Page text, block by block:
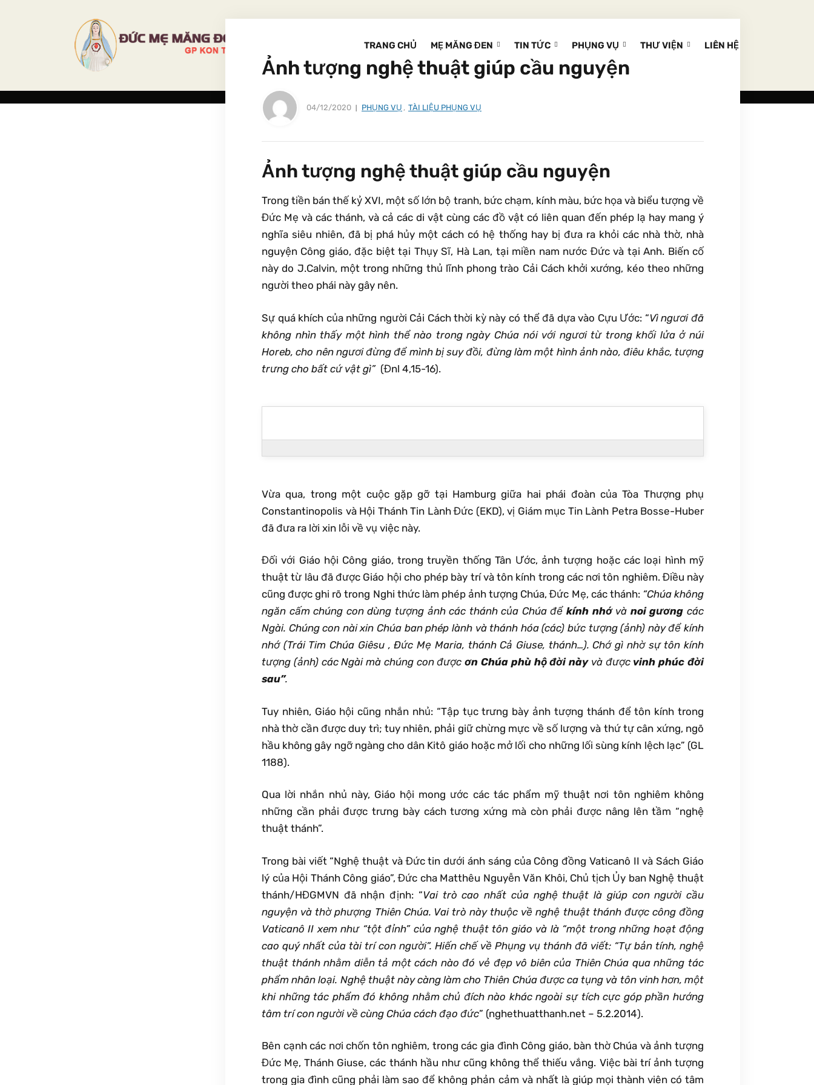
TRANG CHỦ MẸ MĂNG ĐEN TIN TỨC PHỤNG VỤ THƯ VIỆN LIÊN HỆ
Ảnh tượng nghệ thuật giúp cầu nguyện
04/12/2020 PHỤNG VỤ , TÀI LIỆU PHỤNG VỤ
Ảnh tượng nghệ thuật giúp cầu nguyện
Trong tiền bán thế kỷ XVI, một số lớn bộ tranh, bức chạm, kính màu, bức họa và biểu tượng về
Đức Mẹ và các thánh, và cả các di vật cùng các đồ vật có liên quan đến phép lạ hay mang ý
nghĩa siêu nhiên, đã bị phá hủy một cách có hệ thống hay bị đưa ra khỏi các nhà thờ, nhà
nguyện Công giáo, đặc biệt tại Thụy Sĩ, Hà Lan, tại miền nam nước Đức và tại Anh. Biến cố
này do J.Calvin, một trong những thủ lĩnh phong trào Cải Cách khởi xướng, kéo theo những
người theo phái này gây nên.
Sự quá khích của những người Cải Cách thời kỳ này có thể đã dựa vào Cựu Ước: “Vì ngươi đã
không nhìn thấy một hình thể nào trong ngày Chúa nói với ngươi từ trong khối lửa ở núi
Horeb, cho nên ngươi đừng để mình bị suy đồi, đừng làm một hình ảnh nào, điêu khắc, tượng
trưng cho bất cứ vật gì”(Đnl 4,15-16).
Vừa qua, trong một cuộc gặp gỡ tại Hamburg giữa hai phái đoàn của Tòa Thượng phụ
Constantinopolis và Hội Thánh Tin Lành Đức (EKD), vị Giám mục Tin Lành Petra Bosse-Huber
đã đưa ra lời xin lỗi về vụ việc này.
Đối với Giáo hội Công giáo, trong truyền thống Tân Ước, ảnh tượng hoặc các loại hình mỹ
thuật từ lâu đã được Giáo hội cho phép bày trí và tôn kính trong các nơi tôn nghiêm. Điều này
cũng được ghi rõ trong Nghi thức làm phép ảnh tượng Chúa, Đức Mẹ, các thánh:“Chúa không
ngăn cấm chúng con dùng tượng ảnh các thánh của Chúa đểkính nhớvà noi gương các
Ngài. Chúng con nài xin Chúa ban phép lành và thánh hóa (các) bức tượng (ảnh) này để kính
nhớ (Trái Tim Chúa Giêsu , Ðức Mẹ Maria, thánh Cả Giuse, thánh…). Chớ gì nhờ sự tôn kính
tượng (ảnh) các Ngài mà chúng con đượcơn Chúa phù hộ đời nàyvà được vinh phúc đời
sau”.
Tuy nhiên, Giáo hội cũng nhắn nhủ: “Tập tục trưng bày ảnh tượng thánh để tôn kính trong
nhà thờ cần được duy trì; tuy nhiên, phải giữ chừng mực về số lượng và thứ tự cân xứng, ngõ
hầu không gây ngỡ ngàng cho dân Kitô giáo hoặc mở lối cho những lối sùng kính lệch lạc” (GL
1188).
Qua lời nhắn nhủ này, Giáo hội mong ước các tác phẩm mỹ thuật nơi tôn nghiêm không
những cần phải được trưng bày cách tương xứng mà còn phải được nâng lên tầm “nghệ
thuật thánh”.
Trong bài viết “Nghệ thuật và Đức tin dưới ánh sáng của Công đồng Vaticanô II và Sách Giáo
lý của Hội Thánh Công giáo”, Đức cha Matthêu Nguyễn Văn Khôi, Chủ tịch Ủy ban Nghệ thuật
thánh/HĐGMVN đã nhận định: “Vai trò cao nhất của nghệ thuật là giúp con người cầu
nguyện và thờ phượng Thiên Chúa. Vai trò này thuộc về nghệ thuật thánh được công đồng
Vaticanô II xem như “tột đỉnh” của nghệ thuật tôn giáo và là “một trong những hoạt động
cao quý nhất của tài trí con người”. Hiến chế về Phụng vụ thánh đã viết: “Tự bản tính, nghệ
thuật thánh nhằm diễn tả một cách nào đó vẻ đẹp vô biên của Thiên Chúa qua những tác
phẩm nhân loại. Nghệ thuật này càng làm cho Thiên Chúa được ca tụng và tôn vinh hơn, một
khi những tác phẩm đó không nhằm chủ đích nào khác ngoài sự tích cực góp phần hướng
tâm trí con người về cùng Chúa cách đạo đức” (nghethuatthanh.net – 5.2.2014).
Bên cạnh các nơi chốn tôn nghiêm, trong các gia đình Công giáo, bàn thờ Chúa và ảnh tượng
Đức Mẹ, Thánh Giuse, các thánh hầu như cũng không thể thiếu vắng. Việc bài trí ảnh tượng
trong gia đình cũng phải làm sao để không phản cảm và nhất là giúp mọi thành viên có tâm